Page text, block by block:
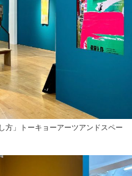
方」トーキョーアーツアンドスペー